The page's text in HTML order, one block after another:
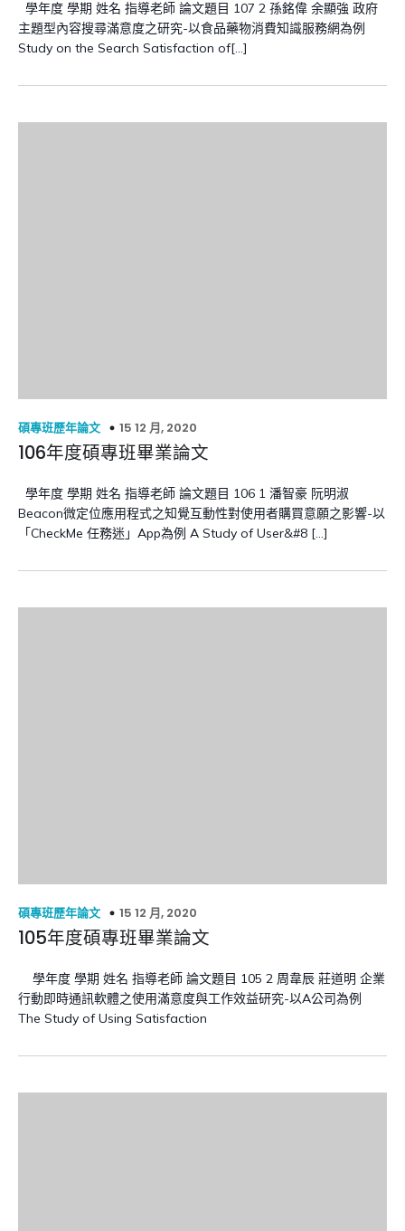
學年度 學期 姓名 指導老師 論文題目 107 2 孫銘偉 余顯強 政府
主題型內容搜尋滿意度之研究-以食品藥物消費知識服務網為例
Study on the Search Satisfaction of[…]
碩專班歷年論文 15 12 月, 2020
106年度碩專班畢業論文
學年度 學期 姓名 指導老師 論文題目 106 1 潘智豪 阮明淑
Beacon微定位應用程式之知覺互動性對使用者購買意願之影響-以
「CheckMe 任務迷」App為例 A Study of User&#8 […]
碩專班歷年論文 15 12 月, 2020
105年度碩專班畢業論文
學年度 學期 姓名 指導老師 論文題目 105 2 周韋辰 莊道明 企業
行動即時通訊軟體之使用滿意度與工作效益研究-以A公司為例
The Study of Using Satisfaction